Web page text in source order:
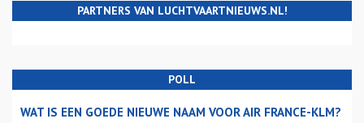
PARTNERS VAN LUCHTVAARTNIEUWS.NL!
POLL
WAT IS EEN GOEDE NIEUWE NAAM VOOR AIR FRANCE-KLM?